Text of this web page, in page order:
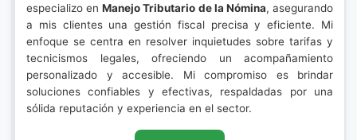
especializo enManejo Tributario de la Nómina, asegurando
a mis clientes una gestión fiscal precisa y eficiente. Mi
enfoque se centra en resolver inquietudes sobre tarifas y
tecnicismos legales, ofreciendo un acompañamiento
personalizado y accesible. Mi compromiso es brindar
soluciones confiables y efectivas, respaldadas por una
sólida reputación y experiencia en el sector.